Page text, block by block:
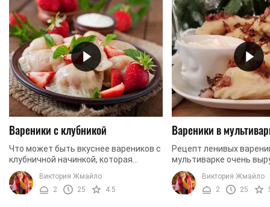
Вареники с клубникой
Что может быть вкуснее вареников с
клубничной начинкой, которая
сочится во все стороны, едва
откусываешь кусочек. Они
получаются в разы вкуснее, чем ...
Виктория Жмайло
2
25 4.5
Вареники в
Рецепт ленивых
мультиварке очень
когда нужно будет
и полезный завтрак
питательный десерт. ...
Виктория Жмайло
2
25